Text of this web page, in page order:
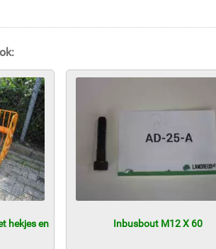
hekjes en
Inbusbout M12 X 60